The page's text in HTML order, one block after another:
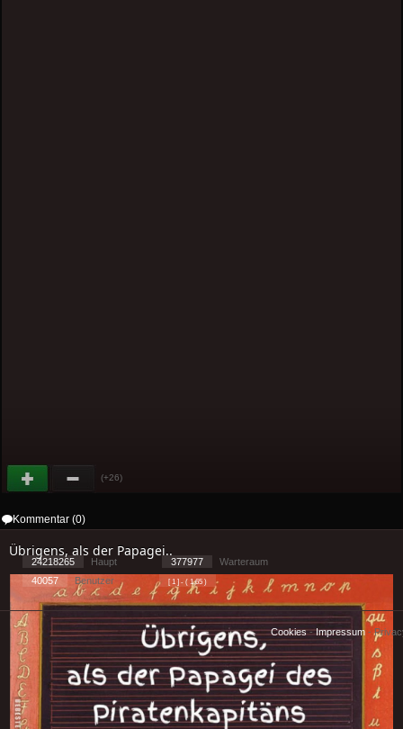
(+26)
Kommentar (0)
Übrigens, als der Papagei..
24218265 Haupt 377977
Warteraum
40057
Benutzer [ 1 ] - ( 1.65 )
Cookies-Impressum -